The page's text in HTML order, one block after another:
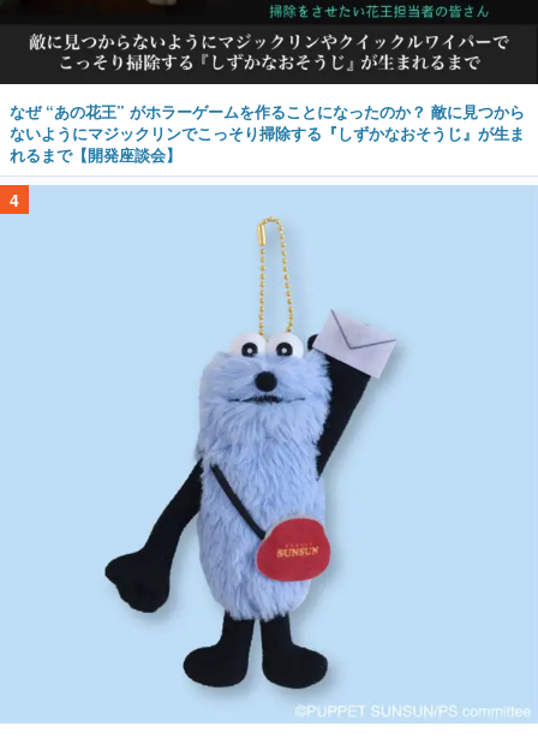
なぜ “あの花王” がホラーゲームを作ることになったのか？ 敵に見つから
ないようにマジックリンでこっそり掃除する『しずかなおそうじ』が生ま
れるまで【開発座談会】
4